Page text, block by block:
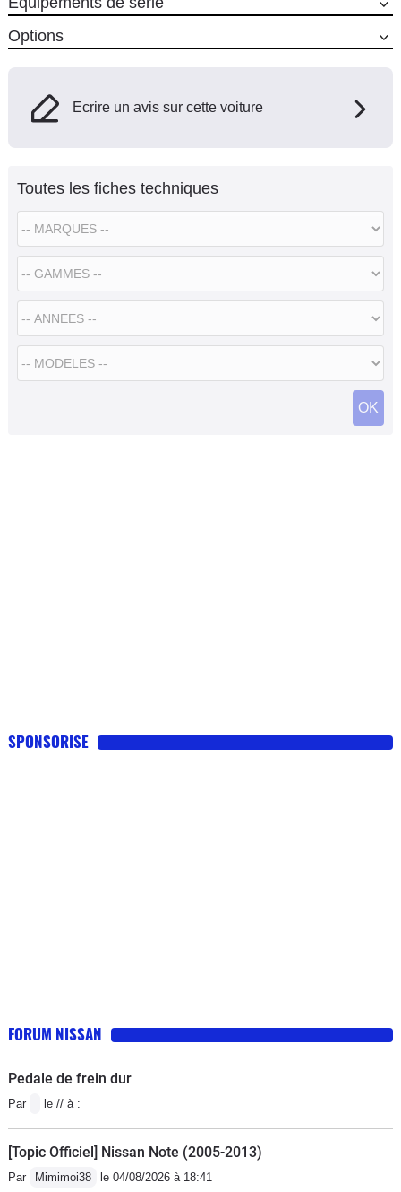
Options
Ecrire un avis sur cette voiture
Toutes les fiches techniques
SPONSORISE
FORUM NISSAN
Pedale de frein dur
Par le // à :
[Topic Officiel] Nissan Note (2005-2013)
Par Mimimoi38 le 04/08/2026 à 18:41